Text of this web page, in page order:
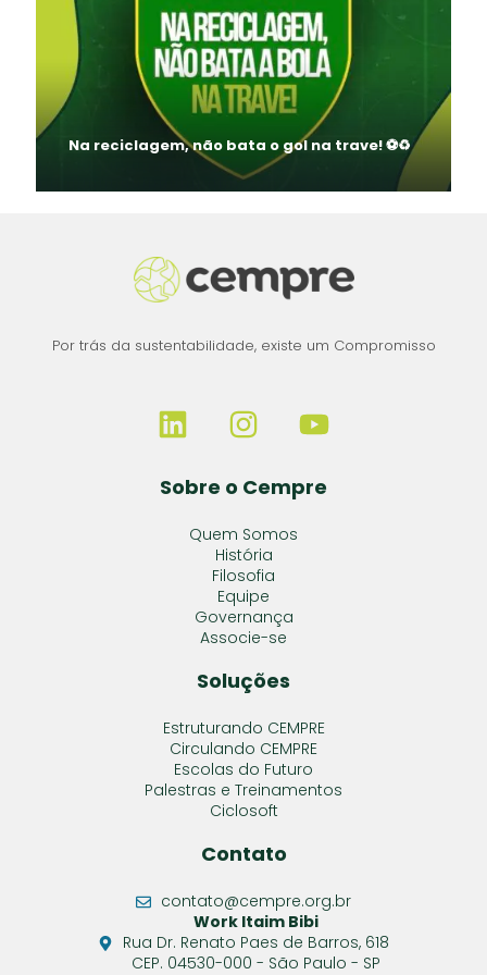
Na reciclagem, não bata o gol na trave! ⚽♻️
Por trás da sustentabilidade, existe um Compromisso
Sobre o Cempre
Quem Somos
História
Filosofia
Equipe
Governança
Associe-se
Soluções
Estruturando CEMPRE
Circulando CEMPRE
Escolas do Futuro
Palestras e Treinamentos
Ciclosoft
Contato
contato@cempre.org.br
Work Itaim Bibi
Rua Dr. Renato Paes de Barros, 618
CEP. 04530-000 - São Paulo - SP